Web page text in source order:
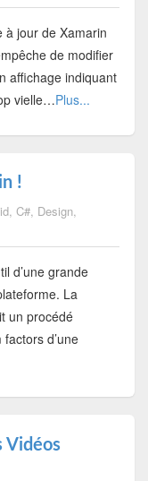
à jour de Xamarin
de modifier
affichage indiquant
vielle…Plus...
!
, C#, Design,
d’une grande
La
un procédé
d’une
Vidéos